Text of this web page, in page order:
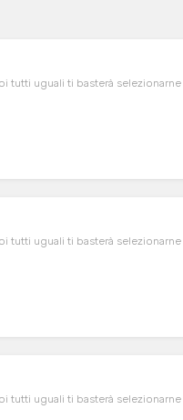
tutti uguali ti basterà selezionarne
tutti uguali ti basterà selezionarne
tutti uguali ti basterà selezionarne